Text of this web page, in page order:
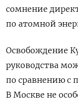
сомнение
по атомной
Освобождение
руководства
по сравнению с
В Москве не